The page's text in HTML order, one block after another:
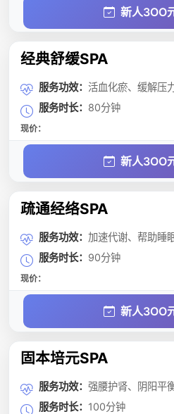
新人3OO
经典舒缓SPA
服务功效： 活血化瘀、缓解压
服务时长： 80分钟
现价：
新人3OO
疏通经络SPA
服务功效： 加速代谢、帮助睡
服务时长： 90分钟
现价：
新人3OO
固本培元SPA
服务功效： 强腰护肾、阴阳平
服务时长： 100分钟